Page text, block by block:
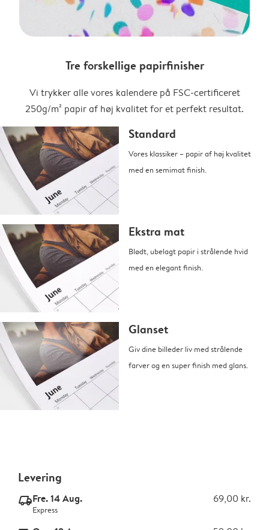
Tre forskellige papirfinisher
Vi trykker alle vores kalendere på FSC-certificeret
250g/m² papir af høj kvalitet for et perfekt resultat.
Standard
Vores klassiker – papir af høj kvalitet
med en semimat finish.
Ekstra mat
Blødt, ubelagt papir i strålende hvid
med en elegant finish.
Glanset
Giv dine billeder liv med strålende
farver og en super finish med glans.
Levering
delivery_express_v2Fre. 14 Aug. 69,00 kr.
Express